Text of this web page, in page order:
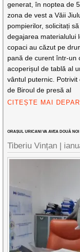
generat, în noptea de
zona de vest a Văii
pompierilor, solicitați
degajarea materialului
copaci au căzut pe
pană de curent într-un
acoperișul de tablă al
vântul puternic. Potrivit
de Biroul de presă al
CITEȘTE MAI
ORAȘUL URICANI VA AVEA DOUĂ
Tiberiu Vințan |